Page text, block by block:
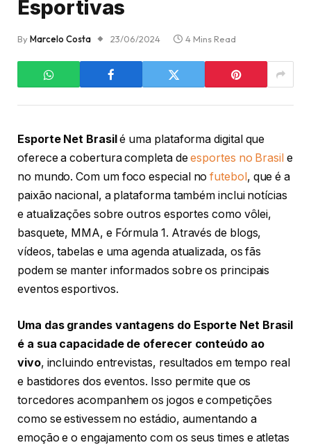
Esportivas
ByMarcelo Costa 23/06/2024 4 Mins Read
Esporte Net Brasil é uma plataforma digital que
oferece a cobertura completa deesportes no Brasil e
no mundo. Com um foco especial nofutebol , que é a
paixão nacional, a plataforma também inclui notícias
e atualizações sobre outros esportes como vôlei,
basquete, MMA, e Fórmula 1. Através de blogs,
vídeos, tabelas e uma agenda atualizada, os fãs
podem se manter informados sobre os principais
eventos esportivos.
Uma das grandes vantagens do Esporte Net Brasil
é a sua capacidade de oferecer conteúdo ao
vivo, incluindo entrevistas, resultados em tempo real
e bastidores dos eventos. Isso permite que os
torcedores acompanhem os jogos e competições
como se estivessem no estádio, aumentando a
emoção e o engajamento com os seus times e atletas